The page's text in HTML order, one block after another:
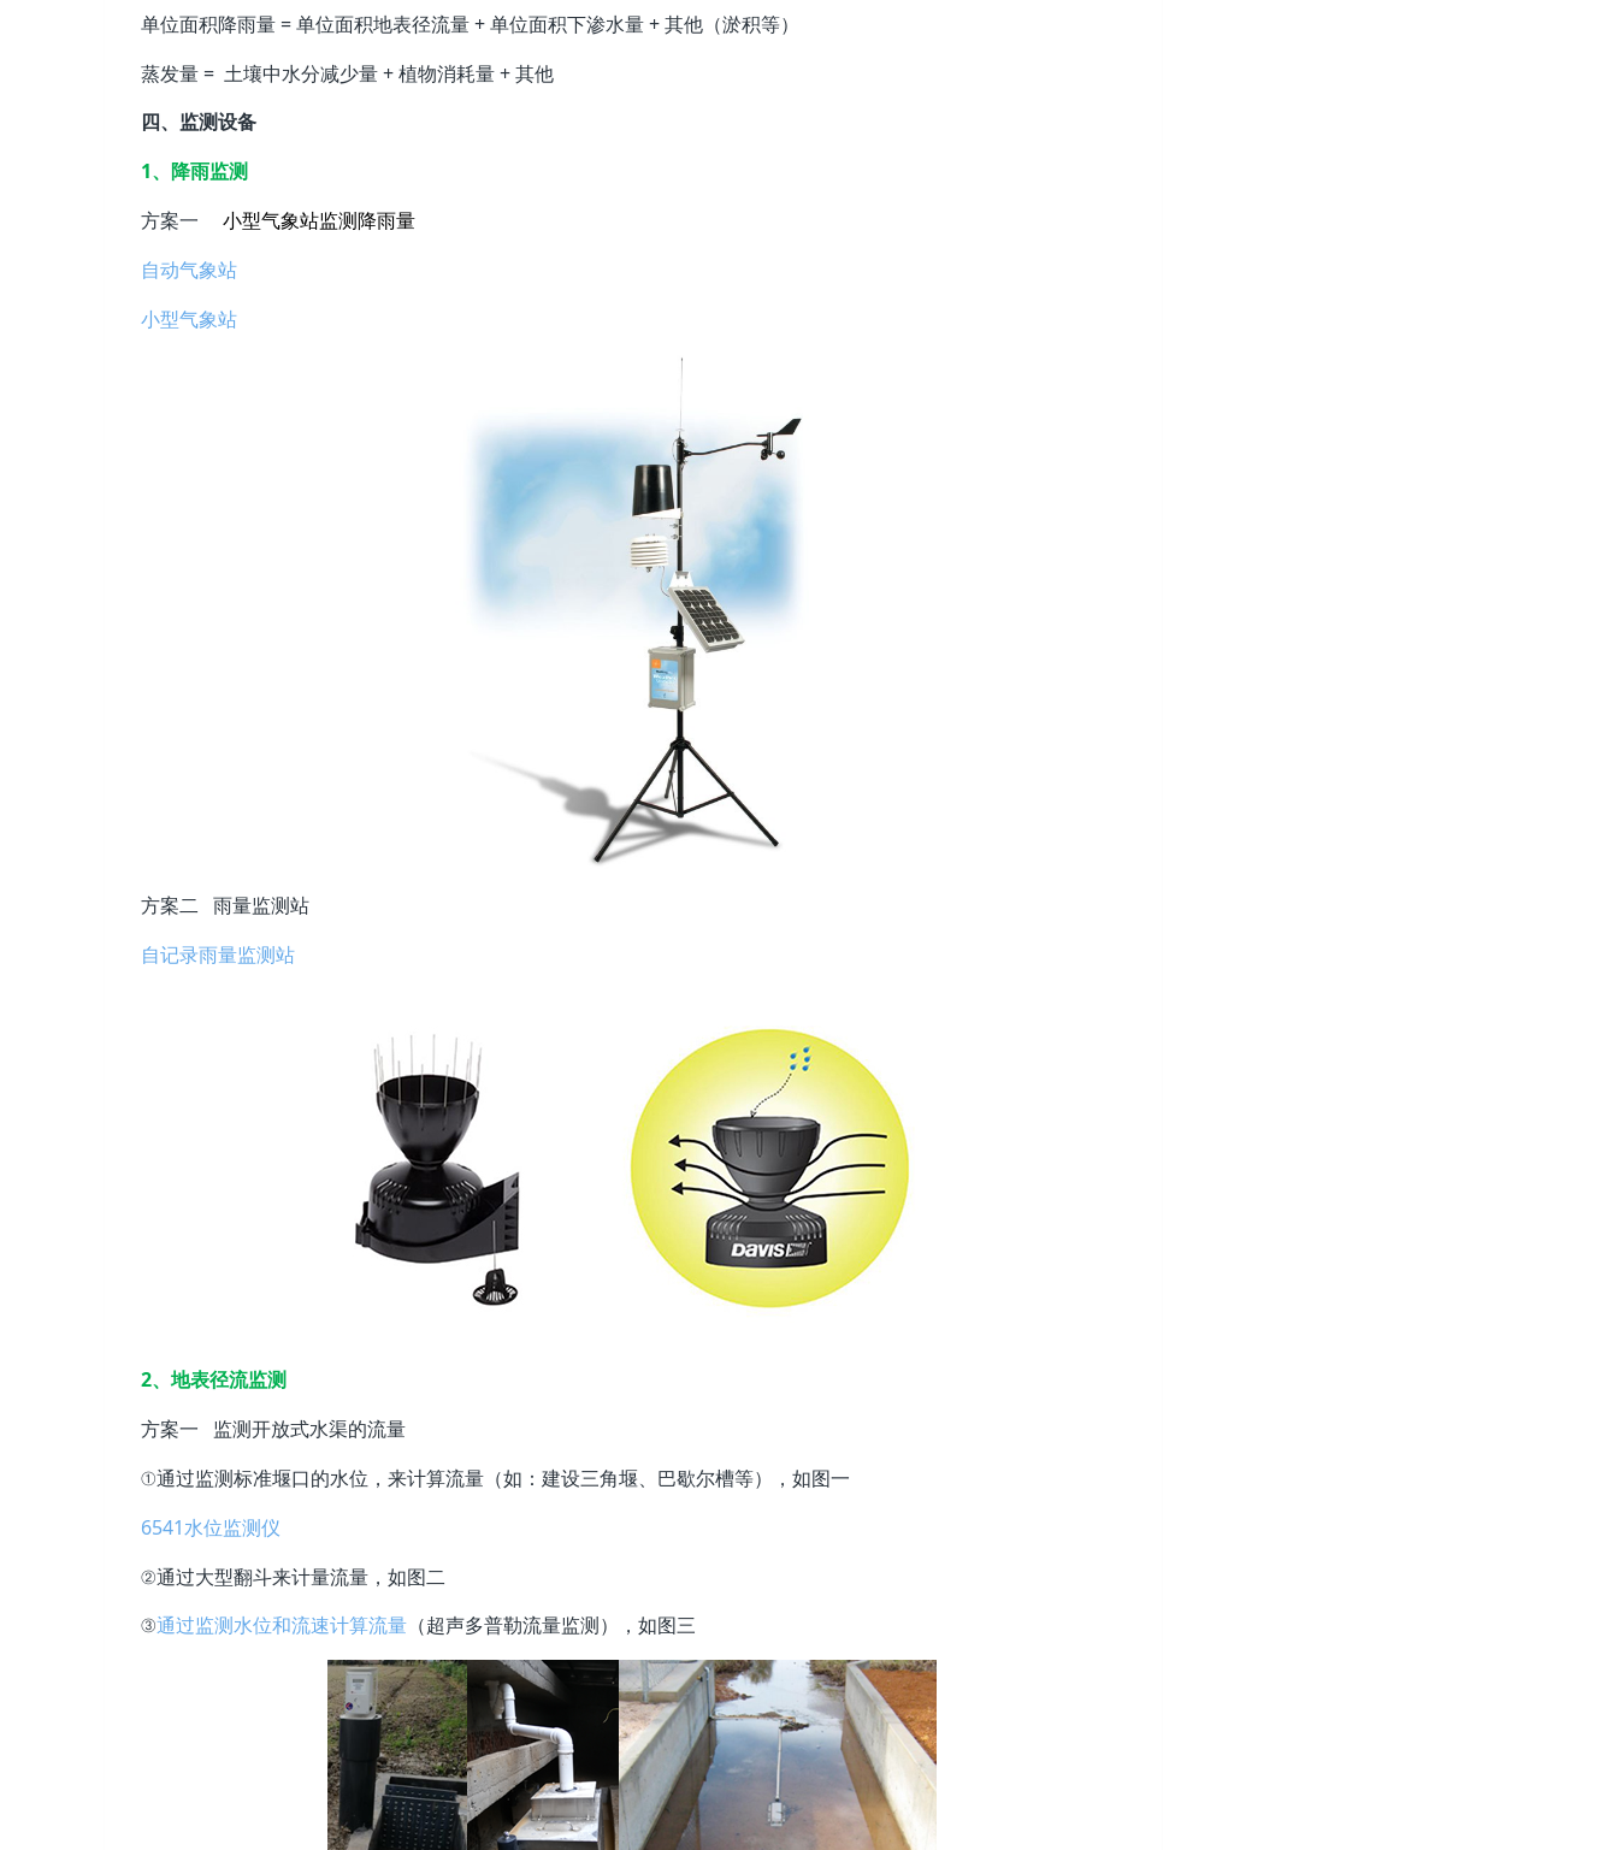
单位面积降雨量 = 单位面积地表径流量 + 单位面积下渗水量 + 其他（淤积等）
蒸发量 = 土壤中水分减少量 + 植物消耗量 + 其他
四、监测设备
1、降雨监测
方案一 小型气象站监测降雨量
自动气象站
小型气象站
方案二 雨量监测站
自记录雨量监测站
2、地表径流监测
方案一 监测开放式水渠的流量
①通过监测标准堰口的水位，来计算流量（如：建设三角堰、巴歇尔槽等），如图一
6541水位监测仪
②通过大型翻斗来计量流量，如图二
③通过监测水位和流速计算流量 （超声多普勒流量监测），如图三